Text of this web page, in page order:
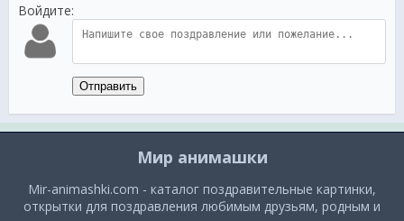
Войдите:
Отправить
Мир анимашки
Mir-animashki.com - каталог поздравительные картинки,
открытки для поздравления любимым друзьям, родным и